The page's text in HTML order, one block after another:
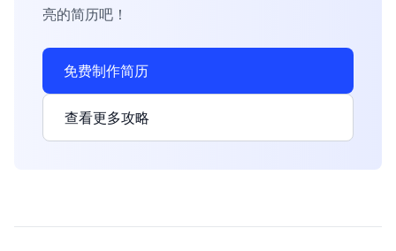
亮的简历吧！
免费制作简历
查看更多攻略